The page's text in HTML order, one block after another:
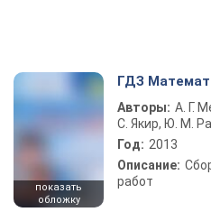
показать
обложку
ГДЗ
Авторы: А. Г.
С. Якир, Ю. М.
Год: 2013
Описание:
работ